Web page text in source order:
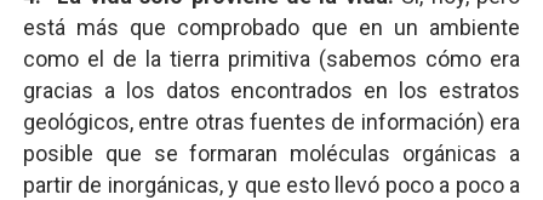
está más que comprobado que en un ambiente
como el de la tierra primitiva (sabemos cómo era
gracias a los datos encontrados en los estratos
geológicos, entre otras fuentes de información) era
posible que se formaran moléculas orgánicas a
partir de inorgánicas, y que esto llevó poco a poco a